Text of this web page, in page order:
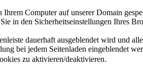
Computer auf unserer Domain
in den Sicherheitseinstellungen Ihres
dauerhaft ausgeblendet wird und
bei jedem Seitenladen eingeblendet
zu aktivieren/deaktivieren.